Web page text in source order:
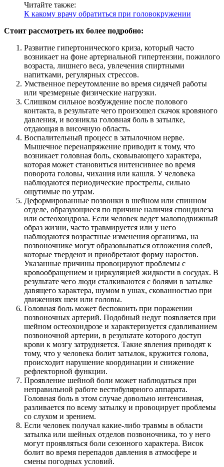
Читайте также:
К какому врачу обратиться при головокружении
Стоит рассмотреть их более подробно:
Развитие гипертонического криза, который часто
возникает на фоне артериальной гипертензии, пожилого
возраста, лишнего веса, увлечения спиртными
напитками, регулярных стрессов.
Умственное переутомление во время сидячей работы
или чрезмерные физические нагрузки.
Слишком сильное возбуждение после полового
контакта, в результате чего произошел скачок кровяного
давления, и возникла головная боль в затылке,
отдающая в височную область.
Воспалительный процесс в затылочном нерве.
Мышечное перенапряжение приводит к тому, что
возникает головная боль, сковывающего характера,
которая может становиться интенсивнее во время
поворота головы, чихания или кашля. У человека
наблюдаются периодические прострелы, сильно
ощутимые по утрам.
Деформированные позвонки в шейном или спинном
отделе, образующиеся по причине наличия спондилеза
или остеохондроза. Если человек ведет малоподвижный
образ жизни, часто травмируется или у него
наблюдаются возрастные изменения организма, на
позвоночнике могут образовываться отложения солей,
которые твердеют и приобретают форму наростов.
Указанные причины провоцируют проблемы с
кровообращением и циркуляцией жидкости в сосудах. В
результате чего люди сталкиваются с болями в затылке
давящего характера, шумом в ушах, скованностью при
движениях шеи или головы.
Головная боль может беспокоить при поражении
позвоночных артерий. Подобный недуг появляется при
шейном остеохондрозе и характеризуется сдавливанием
позвоночной артерии, в результате которого доступ
крови к мозгу затрудняется. Такие явления приводят к
тому, что у человека болит затылок, кружится голова,
происходит нарушение координации и снижение
рефлекторной функции.
Проявление шейной боли может наблюдаться при
неправильной работе вестибулярного аппарата.
Головная боль в этом случае довольно интенсивная,
разливается по всему затылку и провоцирует проблемы
со слухом и зрением.
Если человек получал какие-либо травмы в области
затылка или шейных отделов позвоночника, то у него
могут проявляться боли сезонного характера. Висок
болит во время перепадов давления в атмосфере и
смены погодных условий.